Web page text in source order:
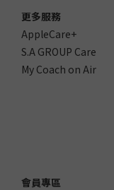
更多服務
AppleCare+
S.A GROUP Care
My Coach on Air
會員專區